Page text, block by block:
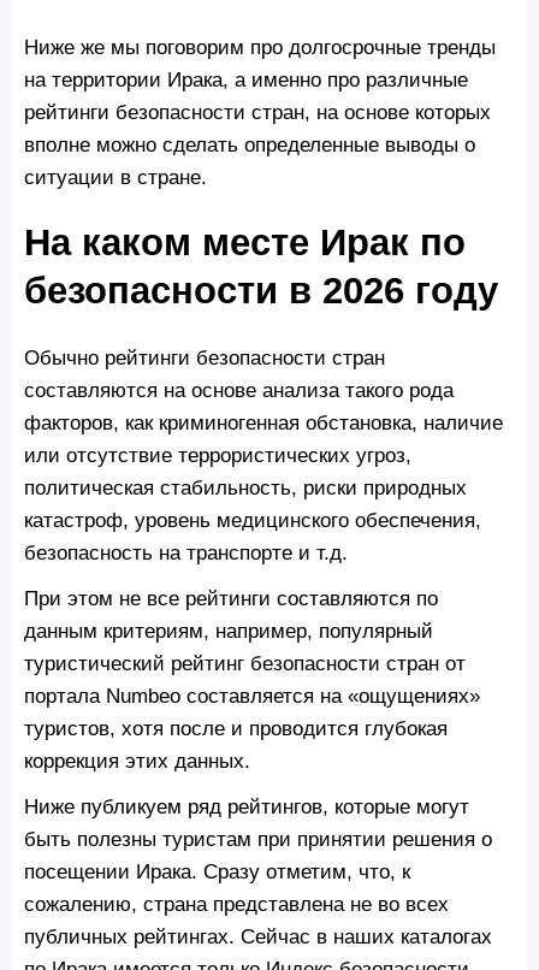
Ниже же мы поговорим про долгосрочные тренды
на территории Ирака, а именно про различные
рейтинги безопасности стран, на основе которых
вполне можно сделать определенные выводы о
ситуации в стране.
На каком месте Ирак по
безопасности в 2026 году
Обычно рейтинги безопасности стран
составляются на основе анализа такого рода
факторов, как криминогенная обстановка, наличие
или отсутствие террористических угроз,
политическая стабильность, риски природных
катастроф, уровень медицинского обеспечения,
безопасность на транспорте и т.д.
При этом не все рейтинги составляются по
данным критериям, например, популярный
туристический рейтинг безопасности стран от
портала Numbeo составляется на «ощущениях»
туристов, хотя после и проводится глубокая
коррекция этих данных.
Ниже публикуем ряд рейтингов, которые могут
быть полезны туристам при принятии решения о
посещении Ирака. Сразу отметим, что, к
сожалению, страна представлена не во всех
публичных рейтингах. Сейчас в наших каталогах